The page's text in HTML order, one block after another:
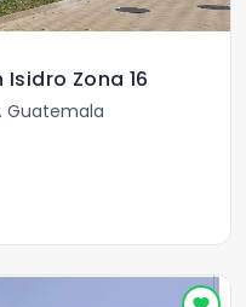
Isidro Zona 16
. Guatemala